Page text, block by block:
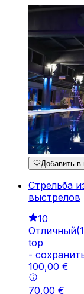
Добавить в
Стрельба
выстрелов
10
Отличный(1
top
-
100,00 €
70,00 €